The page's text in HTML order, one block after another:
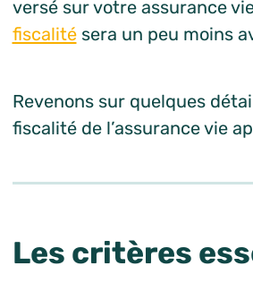
versé sur votre assurance
fiscalitésera un peu moins
Revenons sur quelques
fiscalité de l’assurance vie
Les critères